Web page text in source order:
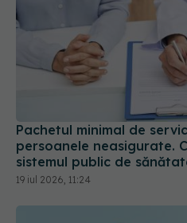
Pachetul minimal de
persoanele neasigurate.
sistemul public de
19 iul 2026, 11:24